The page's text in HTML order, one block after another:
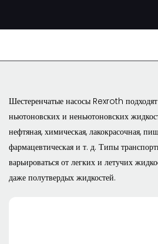
Шестеренчатые насосы Rexroth подходят
ньютоновских и неньютоновских
нефтяная, химическая, лакокрасочная,
фармацевтическая и т. д. Типы
варьироваться от легких и летучих
даже полутвердых жидкостей.